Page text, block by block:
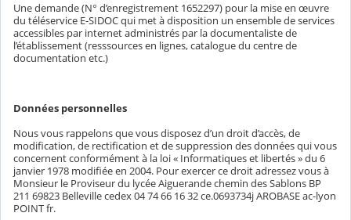
Une demande (N° d’enregistrement 1652297) pour la mise en œuvre
du téléservice E-SIDOC qui met à disposition un ensemble de services
accessibles par internet administrés par la documentaliste de
l’établissement (resssources en lignes, catalogue du centre de
documentation etc.)
Données personnelles
Nous vous rappelons que vous disposez d’un droit d’accès, de
modification, de rectification et de suppression des données qui vous
concernent conformément à la loi « Informatiques et libertés » du 6
janvier 1978 modifiée en 2004. Pour exercer ce droit adressez vous à
Monsieur le Proviseur du lycée Aiguerande chemin des Sablons BP
211 69823 Belleville cedex 04 74 66 16 32 ce.0693734j AROBASE ac-lyon
POINT fr.